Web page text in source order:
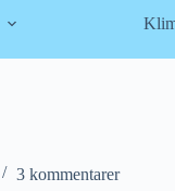
3 kommentarer